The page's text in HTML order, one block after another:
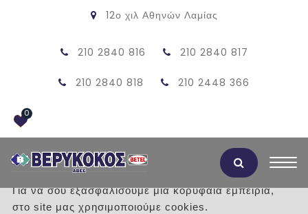
12ο χιλ Αθηνών Λαμίας
210 2840 816 210 2840 817
210 2840 818 210 2448 366
0
Αποδοχή Cookies
Για να σου εξασφαλίσουμε μια κορυφαία εμπειρία,
στο site μας χρησιμοποιούμε cookies.